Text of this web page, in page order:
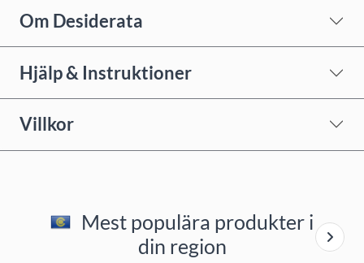
Om Desiderata
Hjälp & Instruktioner
Villkor
Mest populära produkter i
din region